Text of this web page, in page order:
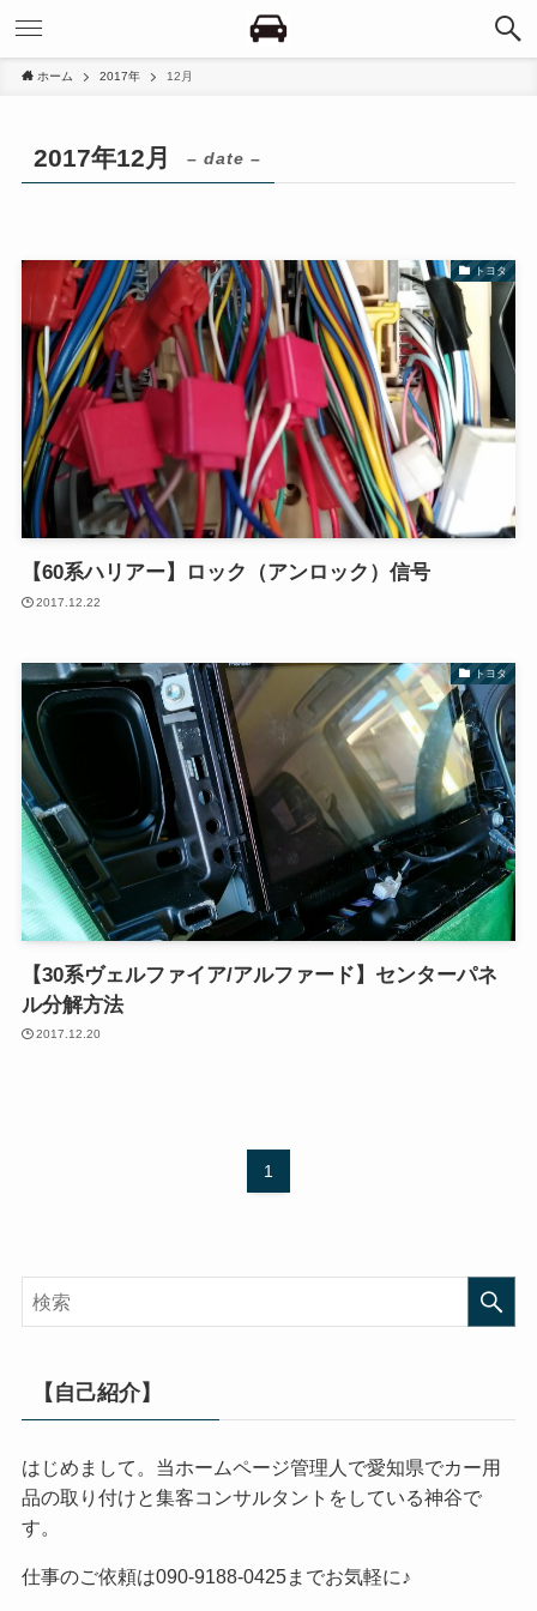
ホーム 2017年 12月
2017年12月 – date –
トヨタ
【60系ハリアー】ロック（アンロック）信号
2017.12.22
トヨタ
【30系ヴェルファイア/アルファード】センターパネ
ル分解方法
2017.12.20
1
【自己紹介】
はじめまして。当ホームページ管理人で愛知県でカー用
品の取り付けと集客コンサルタントをしている神谷で
す。
仕事のご依頼は090-9188-0425までお気軽に♪